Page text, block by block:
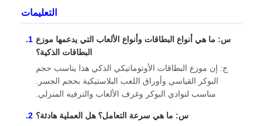
التعليمات
س: ما هي أنواع البطاقات وأنواع الألعاب التي يدعمها موزع
البطاقات الذكية؟
ج: إن موزع البطاقات الأوتوماتيكي الذكي هذا يناسب حجم
البوكر القياسي وأوراق اللعب البلاستيكية بحجم الجسر.
مناسب لنوادي البوكر وغرف الألعاب والترفيه المنزلي.
س: ما هي سرعة التعامل؟ هل العملية هادئة؟